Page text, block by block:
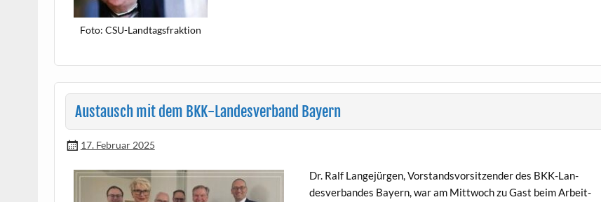
Foto: CSU-Land­tags­frak­tion
Austausch mit dem BKK-Landesverband Bayern
17. Februar 2025
Dr. Ralf Lange­jür­gen, Vor­standsvor­sitzen­der des BKK-Lan­
desver­ban­des Bay­ern, war am Mittwoch zu Gast beim Arbeit­